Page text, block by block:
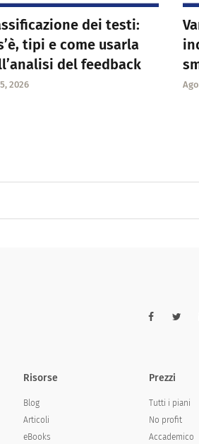
dei testi:
tipi e come usarla
del feedback
2026
Risorse
Blog
Articoli
eBooks
Prezzi
Tutti i piani
No profit
Accademico